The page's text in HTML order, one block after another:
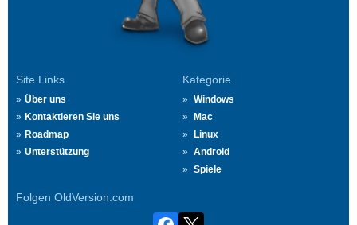
Site Links
Über uns
Kontaktieren Sie uns
Roadmap
Unterstützung
Kategorie
Windows
Mac
Linux
Android
Spiele
Folgen OldVersion.com